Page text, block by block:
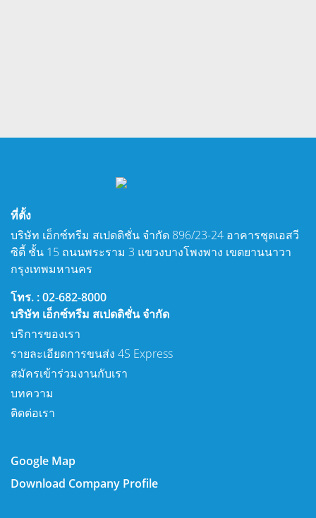
ที่ตั้ง
บริษัท เอ็กซ์ทรีม สเปดดิชั่น จำกัด 896/23-24 อาคารชุดเอสวี
ซิตี้ ชั้น 15 ถนนพระราม 3 แขวงบางโพงพาง เขตยานนาวา
กรุงเทพมหานคร
โทร. : 02-682-8000
บริษัท เอ็กซ์ทรีม สเปดดิชั่น จำกัด
บริการของเรา
รายละเอียดการขนส่ง 4S Express
สมัครเข้าร่วมงานกับเรา
บทความ
ติดต่อเรา
Google Map
Download Company Profile